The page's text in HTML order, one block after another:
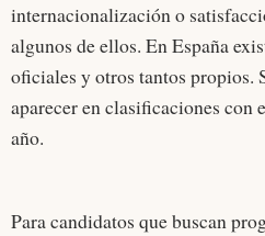
internacionalización o
algunos de ellos. En España
oficiales y otros tantos propios.
aparecer en clasificaciones con
año.
Para candidatos que buscan